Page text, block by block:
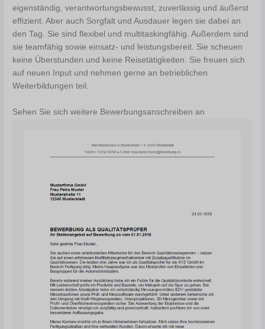
eigenständig, verantwortungsbewusst, zuverlässig und äußerst
effizient. Aber auch Sorgfalt und Ausdauer legen sie dabei an
den Tag. Sie sind flexibel und multitaskingfähig. Außerdem sind
sie teamfähig sowie einsatz- und leistungsbereit. Sie scheuen
keine Überstunden und keine Reisetätigkeiten. Sie freuen sich
auf neuen Input und nehmen gerne an betrieblichen
Weiterbildungen teil.
Sehen Sie sich weitere Bewerbungsanschreiben an